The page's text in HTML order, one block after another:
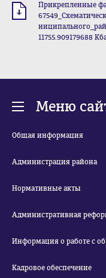
Прикрепленные
11755.909179688
Меню
Общая информация
Администрация района
Нормативные акты
Административная
Информация о работе с
Кадровое обеспечение